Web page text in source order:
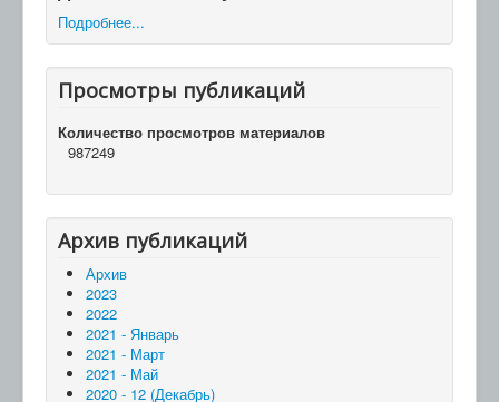
Подробнее...
Просмотры публикаций
Количество просмотров материалов
987249
Архив публикаций
Архив
2023
2022
2021 - Январь
2021 - Март
2021 - Май
2020 - 12 (Декабрь)